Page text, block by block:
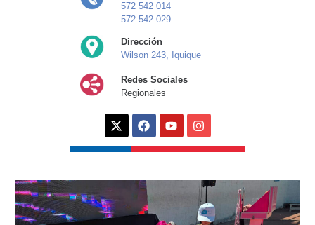
572 542 014
572 542 029
Dirección
Wilson 243, Iquique
Redes Sociales
Regionales